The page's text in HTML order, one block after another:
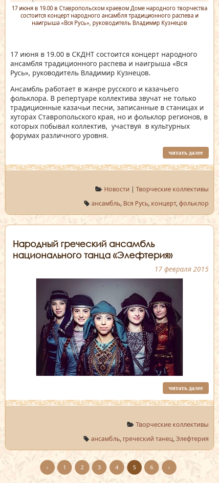
17 июня в 19.00 в Ставропольском краевом Доме народного творчества
состоится концерт народного ансамбля традиционного распева и
наигрыша «Вся Русь», руководитель Владимир Кузнецов
17 июня в 19.00 в СКДНТ состоится концерт народного
ансамбля традиционного распева и наигрыша «Вся
Русь», руководитель Владимир Кузнецов.
Ансамбль работает в жанре русского и казачьего
фольклора. В репертуаре коллектива звучат не только
традиционные казачьи песни, записанные в станицах и
хуторах Ставропольского края, но и фольклор регионов, в
которых побывал коллектив, участвуя в культурных
форумах различного уровня.
читать далее
Новости | Творческие коллективы
ансамбль, Вся Русь, концерт,фольклор
Народный греческий ансамбль
национального танца «Элефтерия»
17 февраля 2015
читать далее
Творческие коллективы
ансамбль, греческий танец,Элефтерия
‹ 1 2 3 4 5 6 ›